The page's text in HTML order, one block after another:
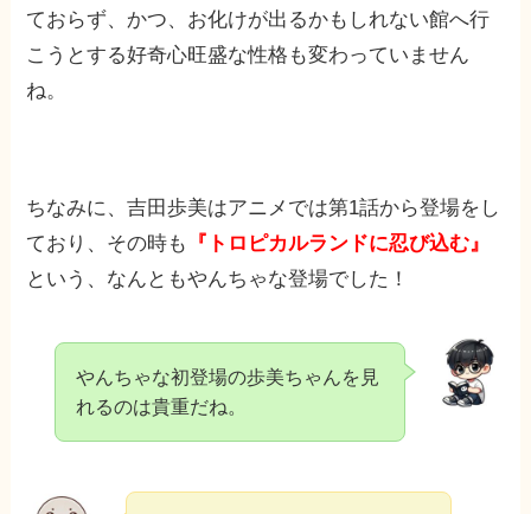
ておらず、かつ、お化けが出るかもしれない館へ行
こうとする好奇心旺盛な性格も変わっていません
ね。
ちなみに、吉田歩美はアニメでは第1話から登場をし
ており、その時も
『トロピカルランドに忍び込む』
という、なんともやんちゃな登場でした！
やんちゃな初登場の歩美ちゃんを見
れるのは貴重だね。